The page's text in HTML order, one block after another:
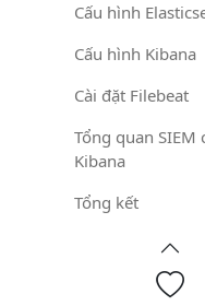
Cấu hình
Cấu hình Kibana
Cài đặt Filebeat
Tổng quan SIEM
Kibana
Tổng kết